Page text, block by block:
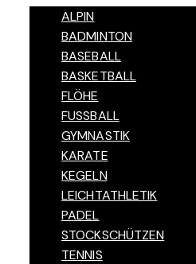
ALPIN
BADMINTON
BASEBALL
BASKETBALL
FLÖHE
FUSSBALL
GYMNASTIK
KARATE
KEGELN
LEICHTATHLETIK
PADEL
STOCKSCHÜTZEN
TENNIS